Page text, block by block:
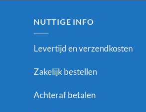
NUTTIGE INFO
Levertijd en verzendkosten
Zakelijk bestellen
Achteraf betalen